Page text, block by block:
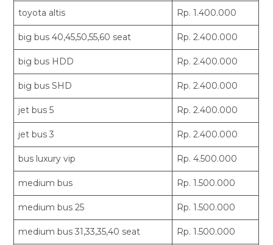
toyota altis Rp. 1.400.000
big bus 40,45,50,55,60 seat Rp. 2.400.000
big bus HDD Rp. 2.400.000
big bus SHD Rp. 2.400.000
jet bus 5 Rp. 2.400.000
jet bus 3 Rp. 2.400.000
bus luxury vip Rp. 4.500.000
medium bus Rp. 1.500.000
medium bus 25 Rp. 1.500.000
medium bus 31,33,35,40 seat Rp. 1.500.000